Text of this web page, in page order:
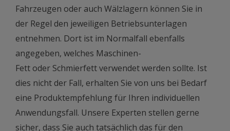
Fahrzeugen oder auch Wälzlagern können Sie in
der Regel den jeweiligen Betriebsunterlagen
entnehmen. Dort ist im Normalfall ebenfalls
angegeben, welches Maschinen-
Fett oder Schmierfett verwendet werden sollte. Ist
dies nicht der Fall, erhalten Sie von uns bei Bedarf
eine Produktempfehlung für Ihren individuellen
Anwendungsfall. Unsere Experten stellen gerne
sicher, dass Sie auch tatsächlich das für den